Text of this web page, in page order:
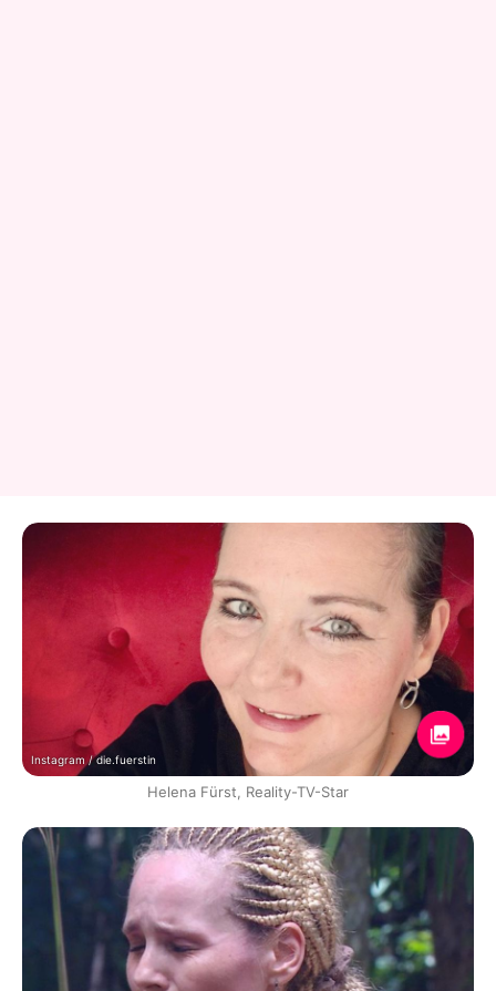
Instagram / die.fuerstin
Helena Fürst, Reality-TV-Star